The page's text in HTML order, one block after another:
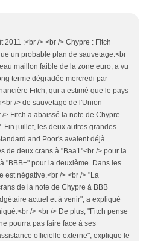
2011 :<br /> <br /> Chypre : Fitch
un probable plan de sauvetage.<br
maillon faible de la zone euro, a vu
terme dégradée mercredi par
Fitch, qui a estimé que le pays
/> de sauvetage de l'Union
> Fitch a abaissé la note de Chypre
Fin juillet, les deux autres grandes
and Poor's avaient déjà
de deux crans à "Baa1"<br /> pour la
"BBB+" pour la deuxième. Dans les
est négative.<br /> <br /> "La
de la note de Chypre à BBB
actuel et à venir", a expliqué
/> <br /> De plus, "Fitch pense
pourra pas faire face à ses
officielle externe", explique le